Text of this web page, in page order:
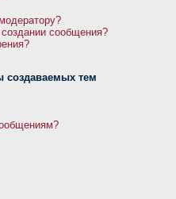
сообщения?
создаваемых тем